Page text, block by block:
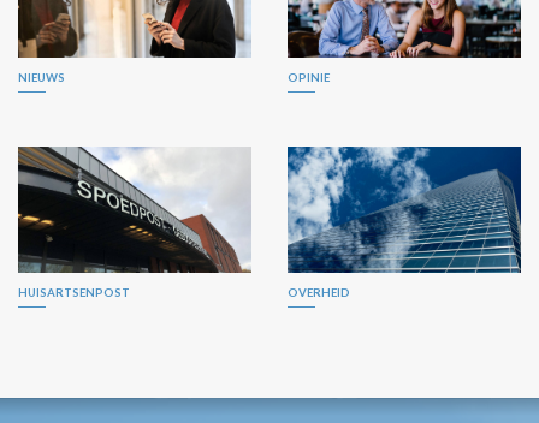
NIEUWS OPINIE
HUISARTSENPOST OVERHEID